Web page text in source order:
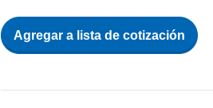
Agregar a lista de cotización